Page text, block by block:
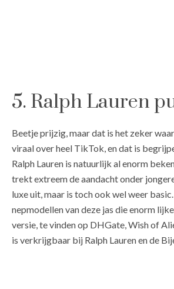
5. Ralph Lauren
Beetje prijzig, maar dat is het zeker
viraal over heel TikTok, en dat is
Ralph Lauren is natuurlijk al enorm
trekt extreem de aandacht onder
luxe uit, maar is toch ook wel weer
nepmodellen van deze jas die enorm
versie, te vinden op DHGate, Wish of
is verkrijgbaar bij Ralph Lauren en de